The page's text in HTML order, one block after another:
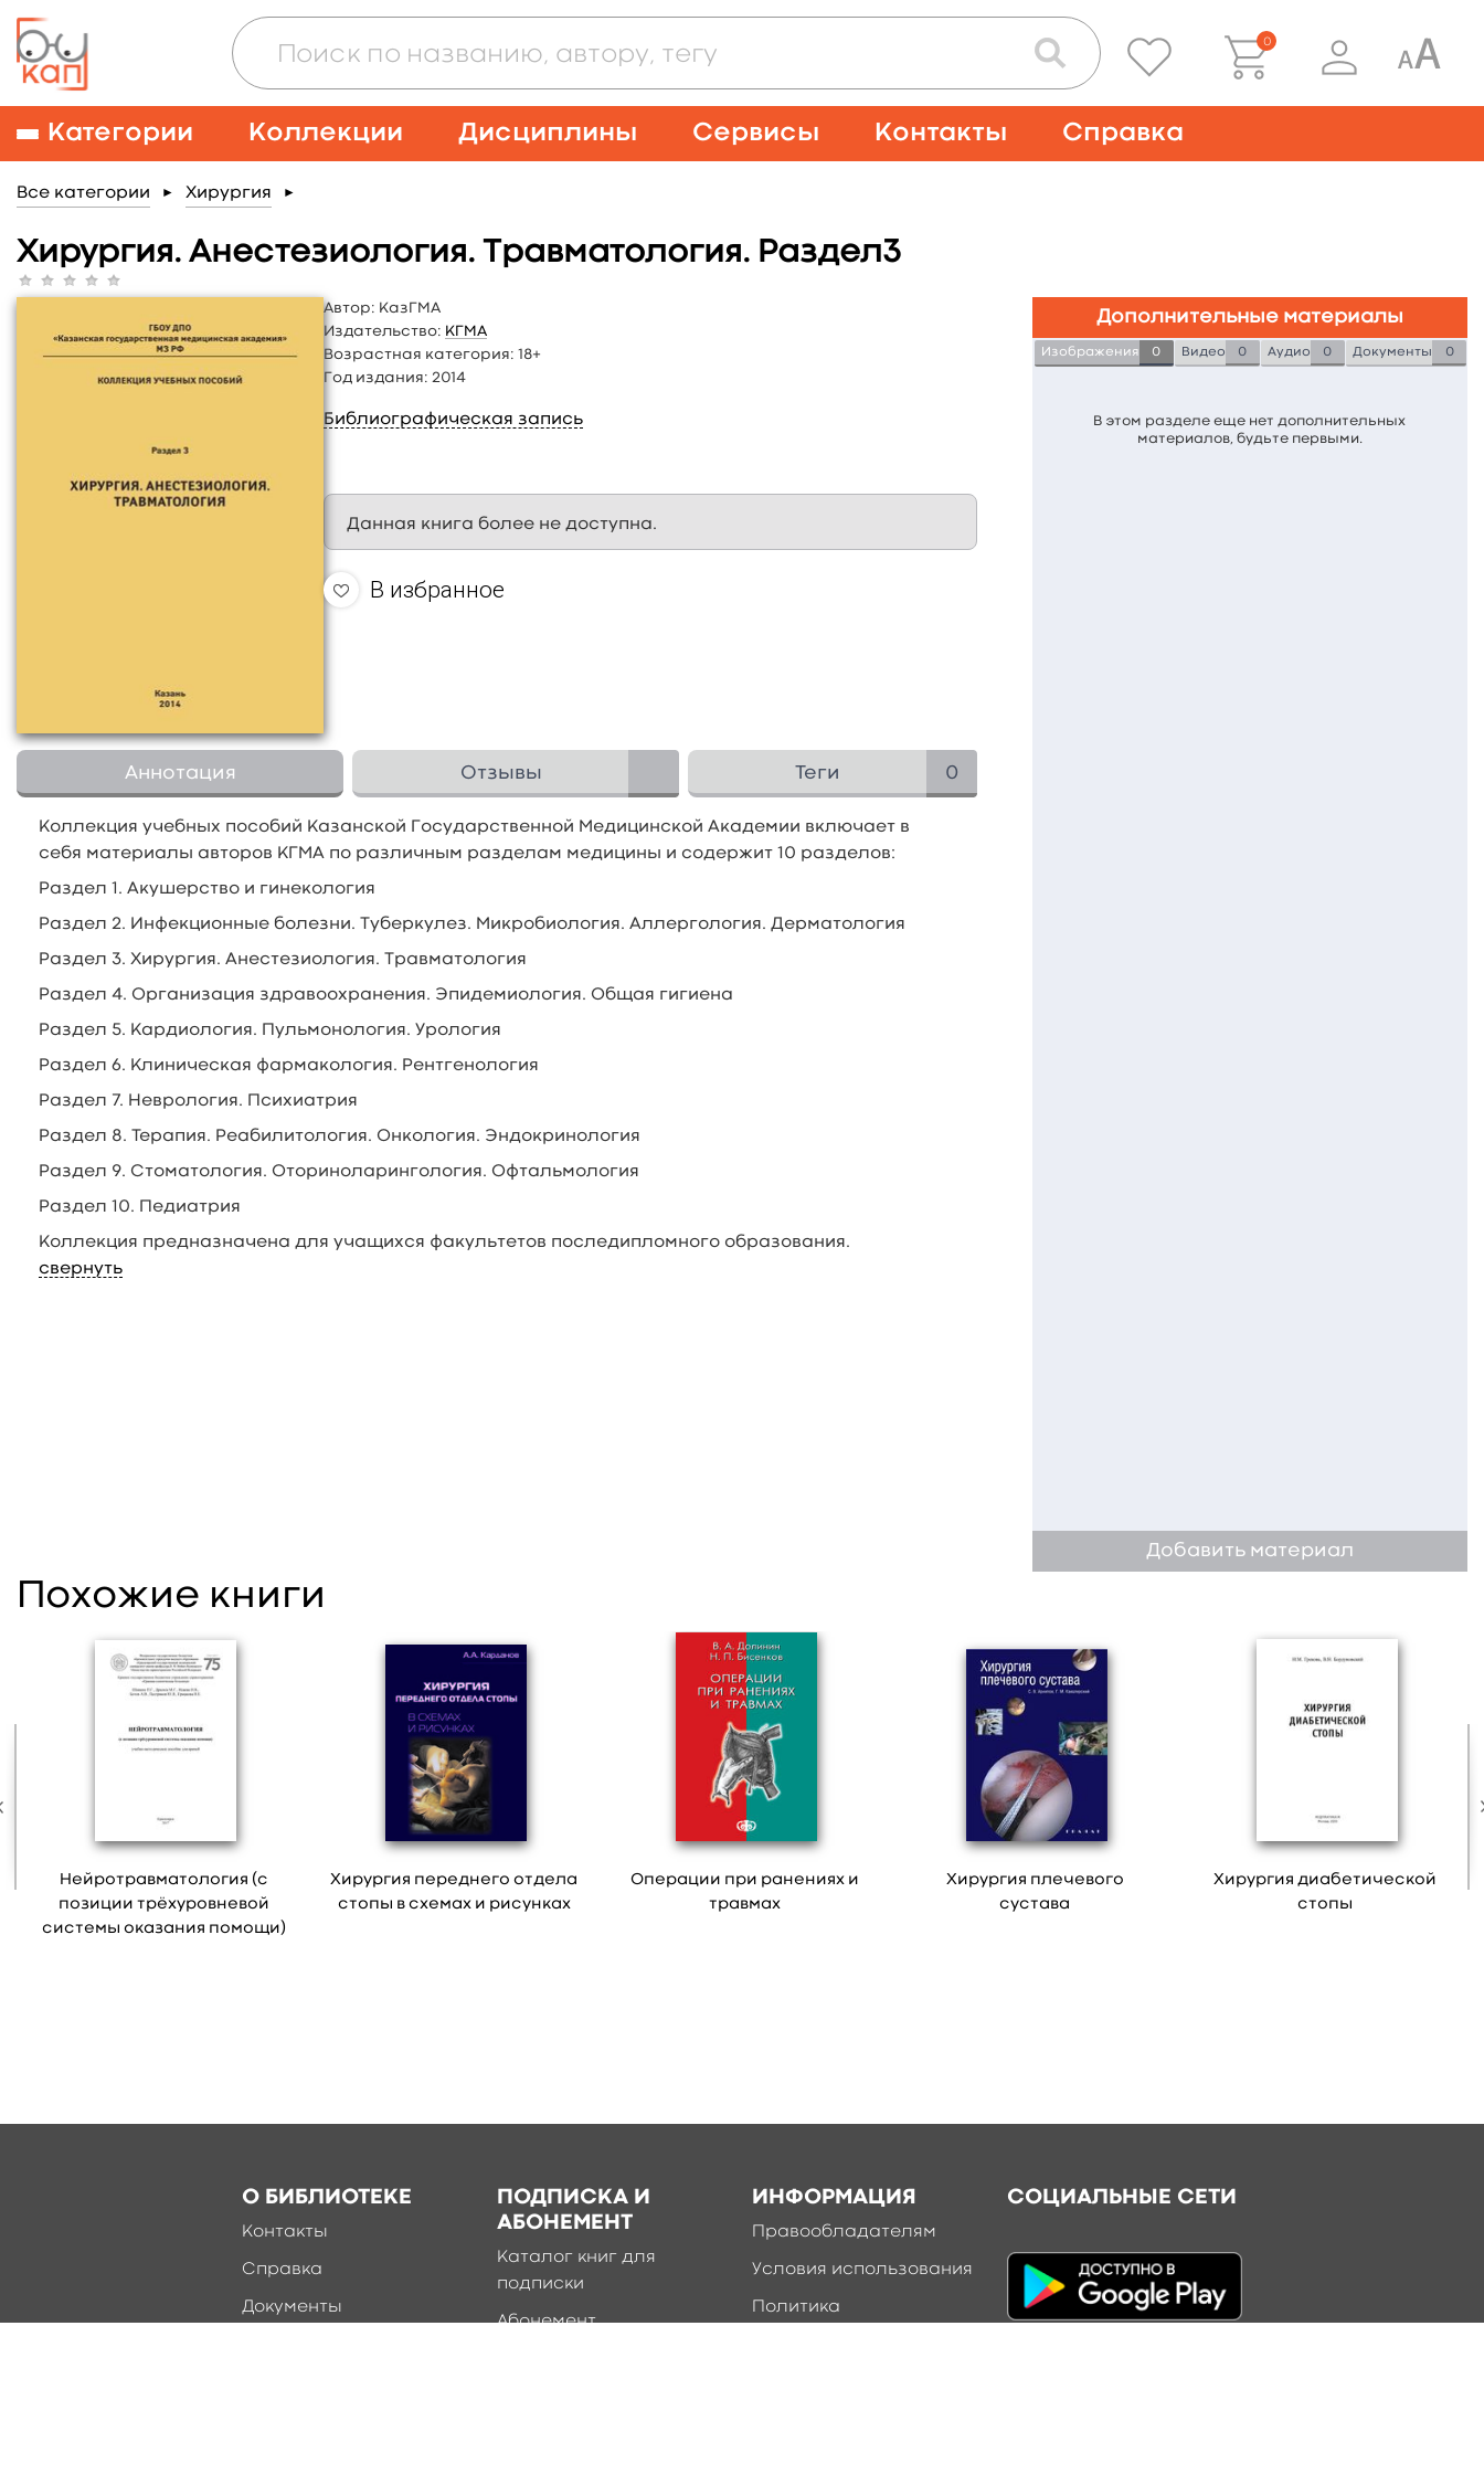
0
Категории Коллекции Дисциплины Сервисы Контакты Справка
Все категории ► Хирургия ►
Хирургия. Анестезиология. Травматология. Раздел3
Автор: КазГМА
Издательство: КГМА
Возрастная категория: 18+
Год издания: 2014
Библиографическая запись
Данная книга более не доступна.
В избранное
Аннотация Отзывы Теги 0
Коллекция учебных пособий Казанской Государственной Медицинской Академии включает в
себя материалы авторов КГМА по различным разделам медицины и содержит 10 разделов:
Раздел 1. Акушерство и гинекология
Раздел 2. Инфекционные болезни. Туберкулез. Микробиология. Аллергология. Дерматология
Раздел 3. Хирургия. Анестезиология. Травматология
Раздел 4. Организация здравоохранения. Эпидемиология. Общая гигиена
Раздел 5. Кардиология. Пульмонология. Урология
Раздел 6. Клиническая фармакология. Рентгенология
Раздел 7. Неврология. Психиатрия
Раздел 8. Терапия. Реабилитология. Онкология. Эндокринология
Раздел 9. Стоматология. Оториноларингология. Офтальмология
Раздел 10. Педиатрия
Коллекция предназначена для учащихся факультетов последипломного образования.
свернуть
Дополнительные материалы
Изображения 0 Видео 0 Аудио 0 Документы 0
В этом разделе еще нет дополнительных
материалов, будьте первыми.
Добавить материал
Похожие книги
Нейротравматология (с
позиции трёхуровневой
системы оказания помощи)
Хирургия переднего отдела
стопы в схемах и рисунках
Операции при ранениях и
травмах
Хирургия плечевого
сустава
Хирургия диабетической
стопы
О БИБЛИОТЕКЕ
Контакты
Справка
Документы
ПОДПИСКА И
АБОНЕМЕНТ
Каталог книг для
подписки
Абонемент
ИНФОРМАЦИЯ
Правообладателям
Условия использования
Политика
СОЦИАЛЬНЫЕ СЕТИ